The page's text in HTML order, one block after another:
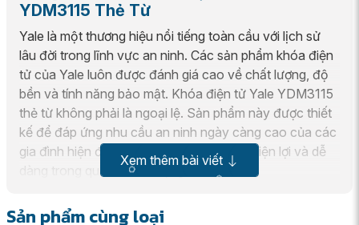
YDM3115 Thẻ Từ
Yale là một thương hiệu nổi tiếng toàn cầu với lịch sử
lâu đời trong lĩnh vực an ninh. Các sản phẩm khóa điện
tử của Yale luôn được đánh giá cao về chất lượng, độ
bền và tính năng bảo mật. Khóa điện tử Yale YDM3115
thẻ từ không phải là ngoại lệ. Sản phẩm này được thiết
kế để đáp ứng nhu cầu an ninh ngày càng cao của các
gia đình hiện đại, đồng thời mang đến sự tiện lợi và dễ
dàng trong quá trình sử dụng.
Xem thêm bài viết
Sản phẩm cùng loại